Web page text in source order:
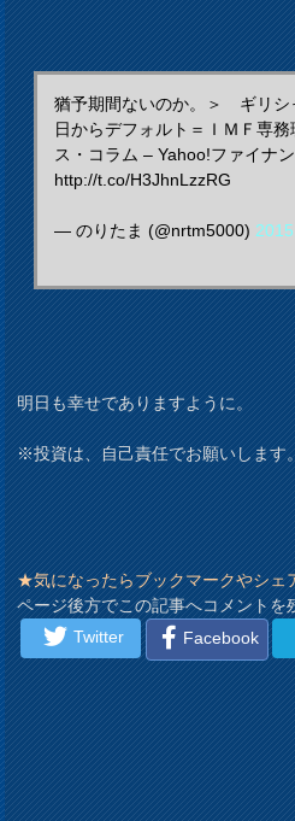
猶予期間ないのか。＞ ギリシ
日からデフォルト＝ＩＭＦ専
ス・コラム – Yahoo!ファイナ
http://t.co/H3JhnLzzRG
— のりたま (@nrtm5000)
明日も幸せでありますように。
※投資は、自己責任でお願いします
★気になったらブックマークやシェ
ページ後方でこの記事へコメントを
Twitter
Facebook